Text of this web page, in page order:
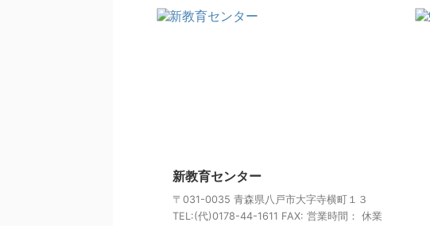
新教育センター
〒031-0035 青森県八戸市大字寺横町１３
TEL:(代)0178-44-1611 FAX: 営業時間： 休業